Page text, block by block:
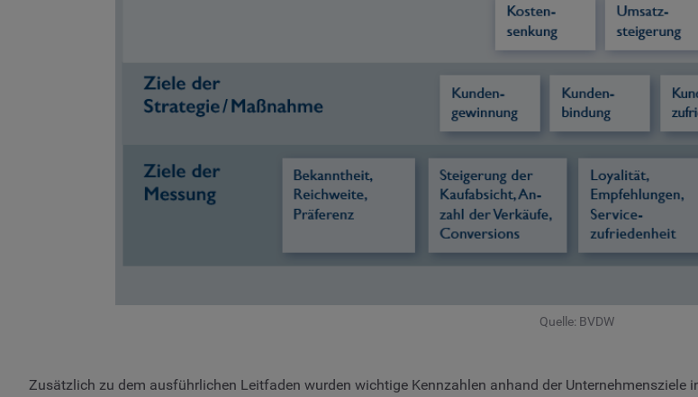
Quelle: BVDW
Zusätzlich zu dem ausführlichen Leitfaden wurden wichtige Kennzahlen anhand der Unternehmensziele